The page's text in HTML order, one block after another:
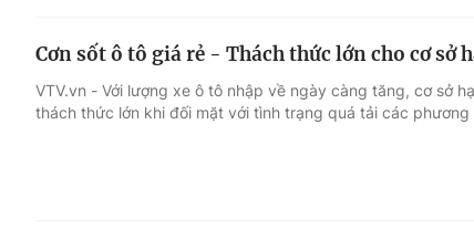
Cơn sốt ô tô giá rẻ - Thách thức lớn cho cơ sở
VTV.vn - Với lượng xe ô tô nhập về ngày càng tăng, cơ sở
thách thức lớn khi đối mặt với tình trạng quá tải các phương